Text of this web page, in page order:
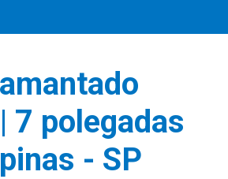
7 polegadas
- SP